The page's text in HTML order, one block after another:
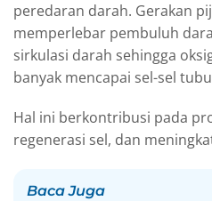
peredaran darah. Gerakan
memperlebar pembuluh
sirkulasi darah sehingga
banyak mencapai sel-sel
Hal ini berkontribusi pada
regenerasi sel, dan
Baca Juga